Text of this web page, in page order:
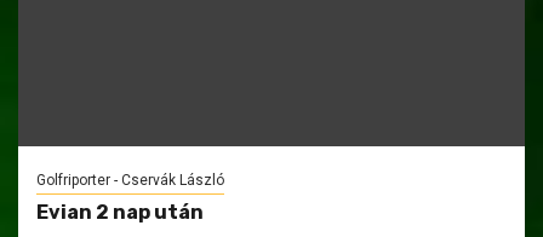
Golfriporter - Cservák László
Evian 2 nap után